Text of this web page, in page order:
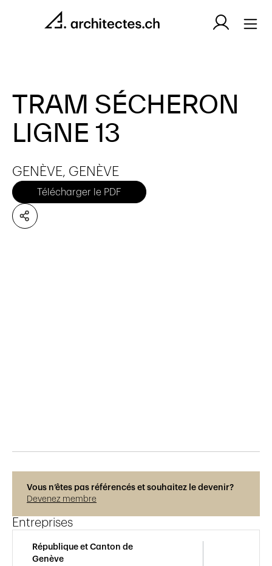
TRAM SÉCHERON
LIGNE 13
GENÈVE, GENÈVE
Télécharger le PDF
Vous n’êtes pas référencés et souhaitez le devenir?
Devenez membre
Entreprises
République et Canton de
Genève